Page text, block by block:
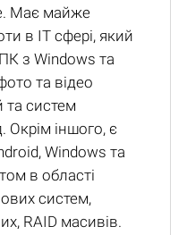
Має майже
в IT сфері, який
ПК з Windows та
та відео
та систем
Окрім іншого, є
Windows та
в області
систем,
RAID масивів.